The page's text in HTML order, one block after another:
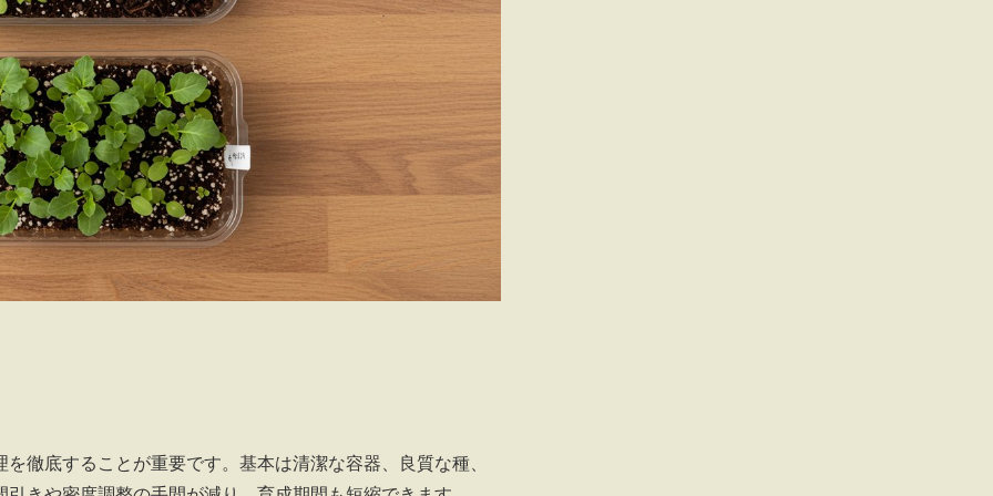
徹底することが重要です。基本は清潔な容器、良質な種、